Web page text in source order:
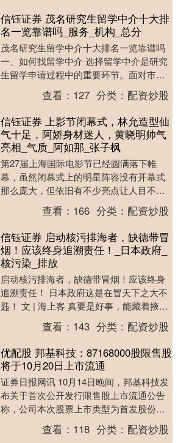
信钰证券 茂名研究生留学中介十大排
名一览靠谱吗_服务_机构_总分
茂名研究生留学中介十大排名一览靠谱吗
一、如何找留学中介 选择留学中介是研究
生留学申请过程中的重要环节。面对市场
上众多的留学中介机构，学生和家长往往
感到无从下手....
查看： 127 分类：配资炒股
信钰证券 上影节闭幕式，林允造型仙
气十足，阿娇身材迷人，黄晓明帅气
亮相_气质_阿如那_张子枫
第27届上海国际电影节已经圆满落下帷
幕，虽然闭幕式上的明星阵容没有开幕式
那么庞大，但依旧有不少亮点让人目不暇
接。接下来，就让我们一起回顾一下那些
在红毯上熠熠生辉....
查看： 166 分类：配资炒股
信钰证券 启动核污排海者，缺德带冒
烟！应该终身追溯责任！_日本政府_
核污染_排放
启动核污排海者，缺德带冒烟！应该终身
追溯责任！ 日本政府这是在冒天下之大不
韪！ 文 | 海上客 真要是好事，能藏着掖着
并向美国“爸爸”请示着，直到“万事俱
查看： 143 分类：配资炒股
优配股 邦基科技：87168000股限售股
将于10月20日上市流通
证券日报网讯 10月14日晚间，邦基科技发
布关于首次公开发行限售股上市流通公告
称，公司本次股票上市类型为首发股份；
股票认购方式为网下，本次股票上市流通
总数为87....查看： 118 分类：配资炒股